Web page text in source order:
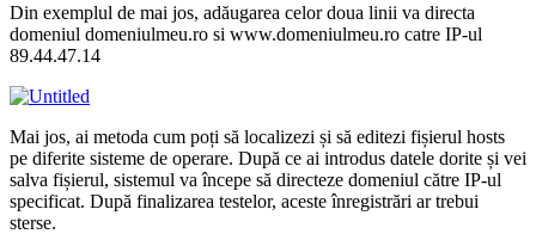
Din exemplul de mai jos, adăugarea celor doua linii va directa
domeniul domeniulmeu.ro si www.domeniulmeu.ro catre IP-ul
89.44.47.14
Mai jos, ai metoda cum poți să localizezi și să editezi fișierul hosts
pe diferite sisteme de operare. După ce ai introdus datele dorite și vei
salva fișierul, sistemul va începe să directeze domeniul către IP-ul
specificat. După finalizarea testelor, aceste înregistrări ar trebui
sterse.